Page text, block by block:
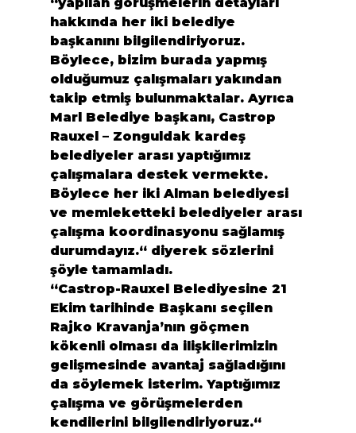
hakkında her iki belediye
başkanını bilgilendiriyoruz.
Böylece, bizim burada yapmış
olduğumuz çalışmaları yakından
takip etmiş bulunmaktalar. Ayrıca
Marl Belediye başkanı, Castrop
Rauxel – Zonguldak kardeş
belediyeler arası yaptığımız
çalışmalara destek vermekte.
Böylece her iki Alman belediyesi
ve memleketteki belediyeler arası
çalışma koordinasyonu sağlamış
durumdayız.“ diyerek sözlerini
şöyle tamamladı.
“Castrop-Rauxel Belediyesine 21
Ekim tarihinde Başkanı seçilen
Rajko Kravanja’nın göçmen
kökenli olması da ilişkilerimizin
gelişmesinde avantaj sağladığını
da söylemek isterim. Yaptığımız
çalışma ve görüşmelerden
kendilerini bilgilendiriyoruz.“